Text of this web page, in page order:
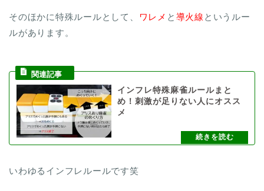
そのほかに特殊ルールとして、 ワレメ と 導火線というルー
ルがあります。
インフレ特殊麻雀ルールまと
め！刺激が足りない人にオスス
メ
いわゆるインフレルールです笑